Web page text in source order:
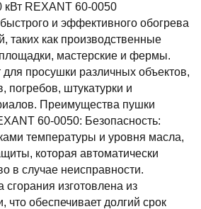
кВт REXANT 60-0050
и эффективного обогрева
таких как производственные
мастерские и фермы.
просушки различных объектов,
погребов, штукатурки и
Преимущества пушки
60-0050: Безопасность:
температуры и уровня масла,
которая автоматически
в случае неисправности.
изготовлена из
обеспечивает долгий срок